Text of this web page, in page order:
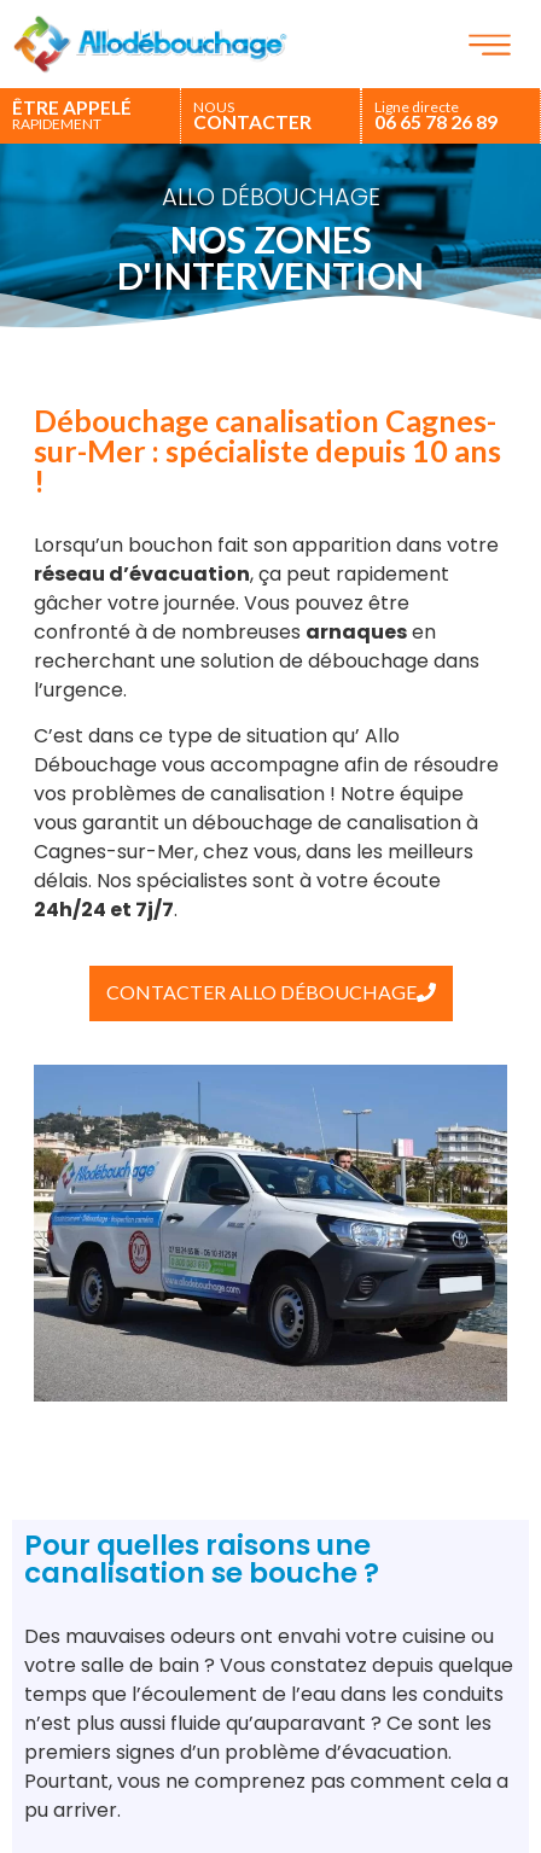
ÊTRE APPELÉ
RAPIDEMENT
NOUS
CONTACTER
Ligne directe
06 65 78 26 89
ALLO DÉBOUCHAGE
NOS ZONES
D'INTERVENTION
Débouchage canalisation Cagnes-
sur-Mer : spécialiste depuis 10 ans
!
Lorsqu’un bouchon fait son apparition dans votre
réseau d’évacuation, ça peut rapidement
gâcher votre journée. Vous pouvez être
confronté à de nombreuses arnaquesen
recherchant une solution de débouchage dans
l’urgence.
C’est dans ce type de situation qu’ Allo
Débouchage vous accompagne afin de résoudre
vos problèmes de canalisation ! Notre équipe
vous garantit un débouchage de canalisation à
Cagnes-sur-Mer, chez vous, dans les meilleurs
délais. Nos spécialistes sont à votre écoute
24h/24 et 7j/7.
CONTACTER ALLO DÉBOUCHAGE
Pour quelles raisons une
canalisation se bouche ?
Des mauvaises odeurs ont envahi votre cuisine ou
votre salle de bain ? Vous constatez depuis quelque
temps que l’écoulement de l’eau dans les conduits
n’est plus aussi fluide qu’auparavant ? Ce sont les
premiers signes d’un problème d’évacuation.
Pourtant, vous ne comprenez pas comment cela a
pu arriver.